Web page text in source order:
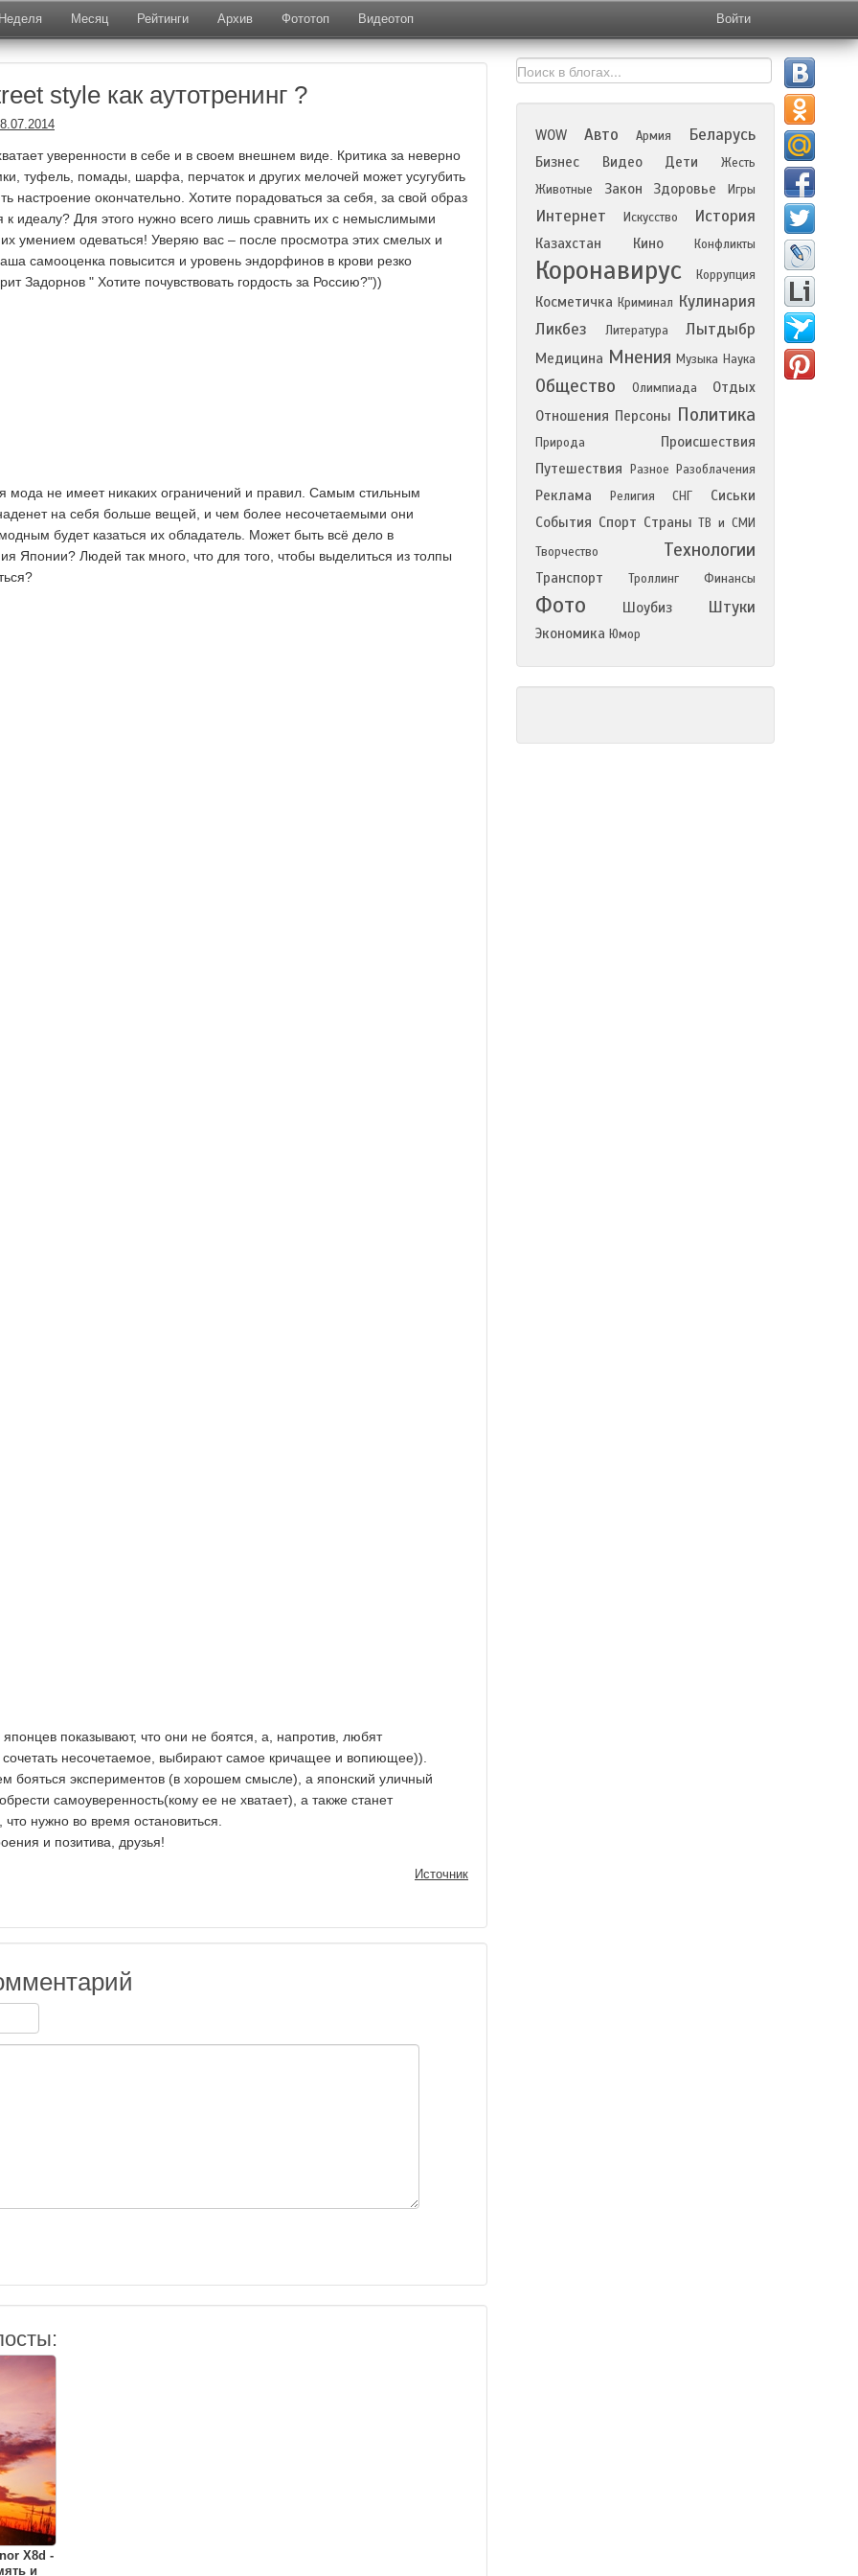
Неделя Месяц Рейтинги Архив Фототоп Видеотоп Войти
style как аутотренинг ?
уверенности в себе и в своем внешнем виде. Критика за неверно
туфель, помады, шарфа, перчаток и других мелочей может усугубить
настроение окончательно. Хотите порадоваться за себя, за свой образ
к идеалу? Для этого нужно всего лишь сравнить их с немыслимыми
умением одеваться! Уверяю вас – после просмотра этих смелых и
самооценка повысится и уровень эндорфинов в крови резко
Задорнов " Хотите почувствовать гордость за Россию?"))
мода не имеет никаких ограничений и правил. Самым стильным
наденет на себя больше вещей, и чем более несочетаемыми они
будет казаться их обладатель. Может быть всё дело в
Японии? Людей так много, что для того, чтобы выделиться из толпы
показывают, что они не боятся, а, напротив, любят
сочетать несочетаемое, выбирают самое кричащее и вопиющее)).
бояться экспериментов (в хорошем смысле), а японский уличный
самоуверенность(кому ее не хватает), а также станет
нужно во время остановиться.
и позитива, друзья!
Источник
X8d -
и
WOW Авто Армия Беларусь
Бизнес Видео Дети
Жесть
Животные
Закон Здоровье Игры
Интернет Искусство История
Казахстан Кино Конфликты
Коронавирус Коррупция
Косметичка Криминал Кулинария
Ликбез
Литература Лытдыбр
Медицина Мнения Музыка Наука
Общество Олимпиада
Отдых
Отношения Персоны Политика
Природа
Происшествия
Путешествия
Разное Разоблачения
Реклама Религия СНГ
Сиськи
События Спорт Страны ТВ и СМИ
Творчество
Технологии
Транспорт Троллинг Финансы
Фото Шоубиз Штуки
Экономика Юмор